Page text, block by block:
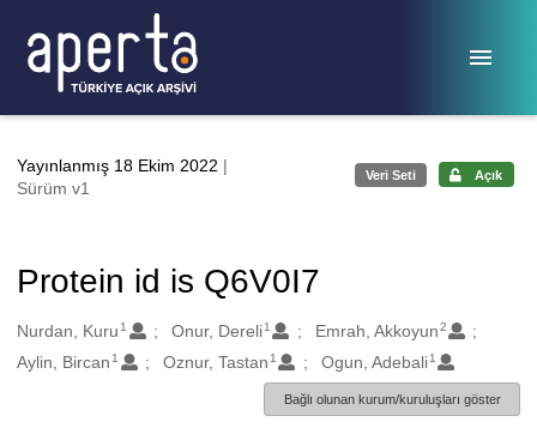
Yayınlanmış 18 Ekim 2022 |
Sürüm v1
Veri Seti Açık
Protein id is Q6V0I7
Oluşturanlar
Nurdan, Kuru 1 Onur, Dereli 1 Emrah, Akkoyun2
Aylin, Bircan 1 Oznur, Tastan 1 Ogun, Adebali 1
Bağlı olunan kurum/kuruluşları göster